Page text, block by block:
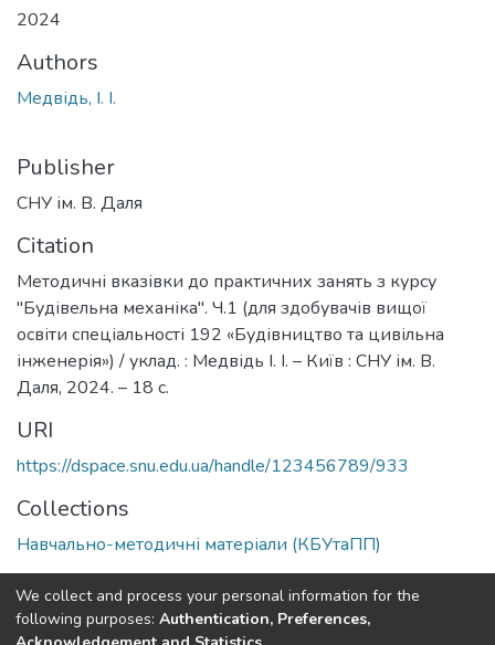
2024
Authors
Медвідь, І. І.
Publisher
СНУ ім. В. Даля
Citation
Методичні вказівки до практичних занять з курсу
"Будівельна механіка". Ч.1 (для здобувачів вищої
освіти спеціальності 192 «Будівництво та цивільна
інженерія») / уклад. : Медвідь І. І. – Київ : СНУ ім. В.
Даля, 2024. – 18 с.
URI
https://dspace.snu.edu.ua/handle/123456789/933
Collections
Навчально-методичні матеріали (КБУтаПП)
Full item page
We collect and process your personal information for the
following purposes: Authentication, Preferences,